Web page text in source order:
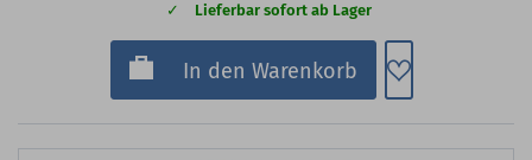
Lieferbar sofort ab Lager
In den Warenkorb Zum